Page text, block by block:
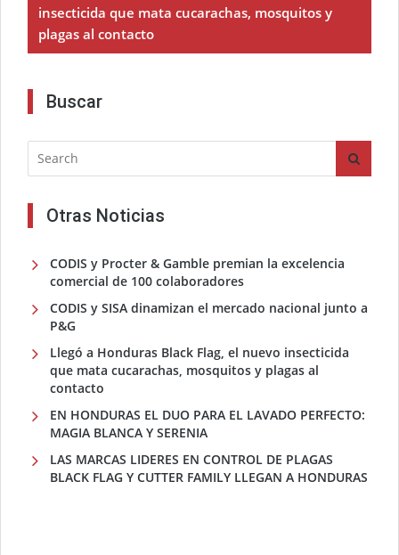
insecticida que mata cucarachas, mosquitos y
plagas al contacto
Buscar
Otras Noticias
CODIS y Procter & Gamble premian la excelencia
comercial de 100 colaboradores
CODIS y SISA dinamizan el mercado nacional junto a
P&G
Llegó a Honduras Black Flag, el nuevo insecticida
que mata cucarachas, mosquitos y plagas al
contacto
EN HONDURAS EL DUO PARA EL LAVADO PERFECTO:
MAGIA BLANCA Y SERENIA
LAS MARCAS LIDERES EN CONTROL DE PLAGAS
BLACK FLAG Y CUTTER FAMILY LLEGAN A HONDURAS